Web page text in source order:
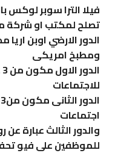
فيلا الترا سوبر لوكس بالحديقة
تصلح لمكتب او شركة
الدور الارضي اوبن
ومطبخ امريكى
للاجتماعات
اجتماعات
والدور الثالث عبارة
للموظفين على فيو